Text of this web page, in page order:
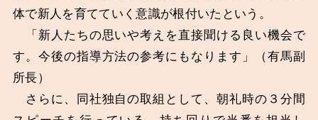
体で新人を育てていく意識が根付いたという。
「新人たちの思いや考えを直接聞ける良い機会で
す。今後の指導方法の参考にもなります」（有馬副
所長）
さらに、同社独自の取組として、朝礼時の３分間